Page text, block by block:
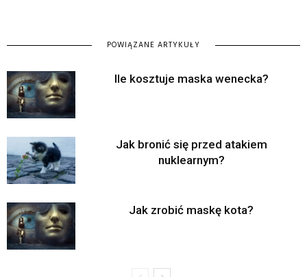
POWIĄZANE ARTYKUŁY
Ile kosztuje maska wenecka?
Jak bronić się przed atakiem
nuklearnym?
Jak zrobić maskę kota?